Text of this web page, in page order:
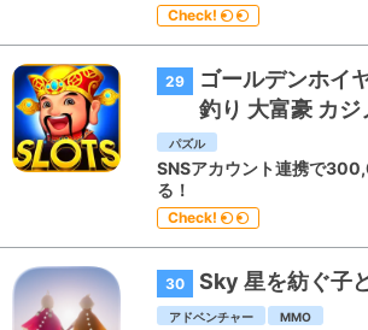
Check!
29
ゴールデンホイ
釣り 大富豪 カジ
パズル
SNSアカウント連携で
る！
Check!
30 Sky 星を紡ぐ子
アドベンチャー MMO